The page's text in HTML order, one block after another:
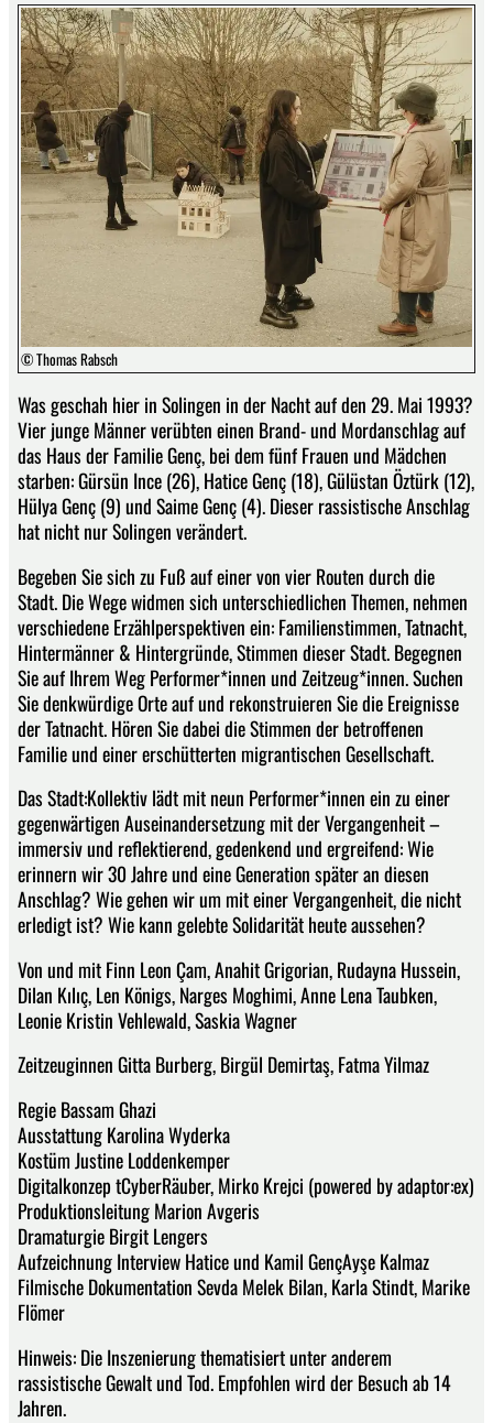
© Thomas Rabsch
Was geschah hier in Solingen in der Nacht auf den 29. Mai 1993?
Vier junge Männer verübten einen Brand- und Mordanschlag auf
das Haus der Familie Genç, bei dem fünf Frauen und Mädchen
starben: Gürsün Ince (26), Hatice Genç (18), Gülüstan Öztürk (12),
Hülya Genç (9) und Saime Genç (4). Dieser rassistische Anschlag
hat nicht nur Solingen verändert.
Begeben Sie sich zu Fuß auf einer von vier Routen durch die
Stadt. Die Wege widmen sich unterschiedlichen Themen, nehmen
verschiedene Erzählperspektiven ein: Familienstimmen, Tatnacht,
Hintermänner & Hintergründe, Stimmen dieser Stadt. Begegnen
Sie auf Ihrem Weg Performer*innen und Zeitzeug*innen. Suchen
Sie denkwürdige Orte auf und rekonstruieren Sie die Ereignisse
der Tatnacht. Hören Sie dabei die Stimmen der betroffenen
Familie und einer erschütterten migrantischen Gesellschaft.
Das Stadt:Kollektiv lädt mit neun Performer*innen ein zu einer
gegenwärtigen Auseinandersetzung mit der Vergangenheit –
immersiv und reflektierend, gedenkend und ergreifend: Wie
erinnern wir 30 Jahre und eine Generation später an diesen
Anschlag? Wie gehen wir um mit einer Vergangenheit, die nicht
erledigt ist? Wie kann gelebte Solidarität heute aussehen?
Von und mit Finn Leon Çam, Anahit Grigorian, Rudayna Hussein,
Dilan Kılıç, Len Königs, Narges Moghimi, Anne Lena Taubken,
Leonie Kristin Vehlewald, Saskia Wagner
Zeitzeuginnen Gitta Burberg, Birgül Demirtaş, Fatma Yilmaz
Regie Bassam Ghazi
Ausstattung Karolina Wyderka
Kostüm Justine Loddenkemper
Digitalkonzep tCyberRäuber, Mirko Krejci (powered by adaptor:ex)
Produktionsleitung Marion Avgeris
Dramaturgie Birgit Lengers
Aufzeichnung Interview Hatice und Kamil GençAyşe Kalmaz
Filmische Dokumentation Sevda Melek Bilan, Karla Stindt, Marike
Flömer
Hinweis: Die Inszenierung thematisiert unter anderem
rassistische Gewalt und Tod. Empfohlen wird der Besuch ab 14
Jahren.